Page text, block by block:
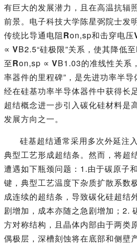
有巨大的发展潜力，且在高温抗辐
前景。电子科技大学陈星弼院士发
传统比导通电阻Ron,sp和击穿电压
∝ VB2.5“硅极限”关系，使其降低至
至Ron,sp ∝ VB1.03的准线性关系
率器件的里程碑”，是先进功率半
经在硅基功率半导体器件中获得长
超结概念进一步引入碳化硅材料是
发展方向之一。
硅基超结通常采用多次外延注
典型工艺形成超结条。然而，将超
遭遇如下瓶颈问题：1.由于碳原子
键，典型工艺温度下杂质扩散系数
成连续的超结条，导致碳化硅超结
剧增加，成本亦随之急剧增加；2.
方对称结构，且晶体内部由于两类
偶极层，深槽刻蚀将在底部和侧壁